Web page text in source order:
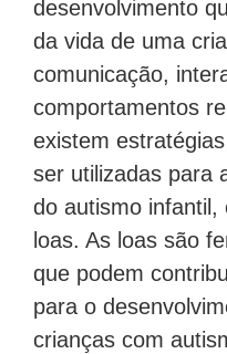
desenvolvimento
da vida de uma
comunicação,
comportamentos
existem
ser utilizadas para
do autismo
loas. As loas são
que podem
para o
crianças com